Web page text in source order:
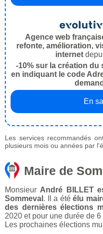
Agence web
refonte, amélioration,
internet
-10% sur la création du
en indiquant le code
En
Les services recommandés
plusieurs mois ou années par
Maire de
Monsieur André BILLET
Sommeval . Il a étéélu
des dernières élections
2020 et pour une durée de 6
Les prochaines élections